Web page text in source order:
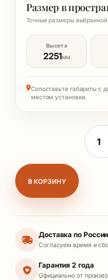
Размер в
Точные размеры
Высота
2251ММ
Сопоставьте габариты с
местом установки.
В КОРЗИНУ
Доставка по России
Согласуем время и
Гарантия 2 года
Официально от